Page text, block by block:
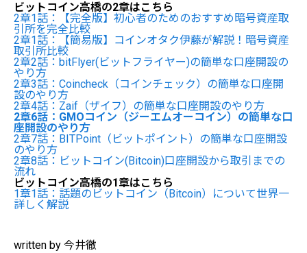
ビットコイン高橋の2章はこちら
2章1話：【完全版】初心者のためのおすすめ暗号資産取
引所を完全比較
2章1話：【簡易版】コインオタク伊藤が解説！暗号資産
取引所比較
2章2話：bitFlyer(ビットフライヤー)の簡単な口座開設の
やり方
2章3話：Coincheck（コインチェック）の簡単な口座開
設のやり方
2章4話：Zaif（ザイフ）の簡単な口座開設のやり方
2章6話：GMOコイン（ジーエムオーコイン）の簡単な口
座開設のやり方
2章7話：BITPoint（ビットポイント）の簡単な口座開設
のやり方
2章8話：ビットコイン(Bitcoin)口座開設から取引までの
流れ
ビットコイン高橋の1章はこちら
1章1話：話題のビットコイン（Bitcoin）について世界一
詳しく解説
written by 今井徹